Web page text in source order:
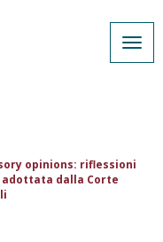
opinions: riflessioni
dalla Corte